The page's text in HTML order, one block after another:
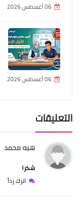
06 أغسطس 2026
06 أغسطس 2026
التعليقات
هبه محمد
شكرا
اترك رداً